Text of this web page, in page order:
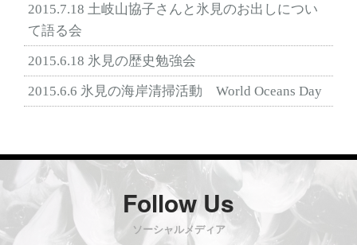
2015.7.18 土岐山協子さんと氷見のお出しについ
て語る会
2015.6.18 氷見の歴史勉強会
2015.6.6 氷見の海岸清掃活動 World Oceans Day
Follow Us
ソーシャルメディア